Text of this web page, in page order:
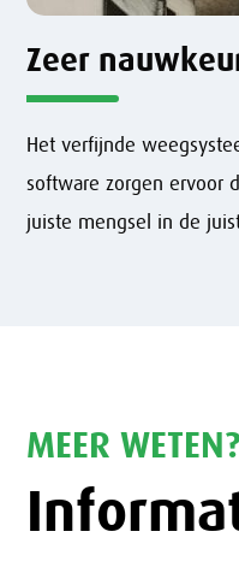
Zeer
Het verfijnde
software zorgen ervoor
juiste mengsel in de
MEER WETEN?